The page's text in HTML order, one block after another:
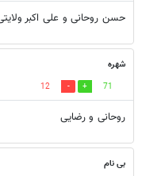
حسن روحانی و علی اکبر
شهره
71
12
روحانی و رضایی
بی نام